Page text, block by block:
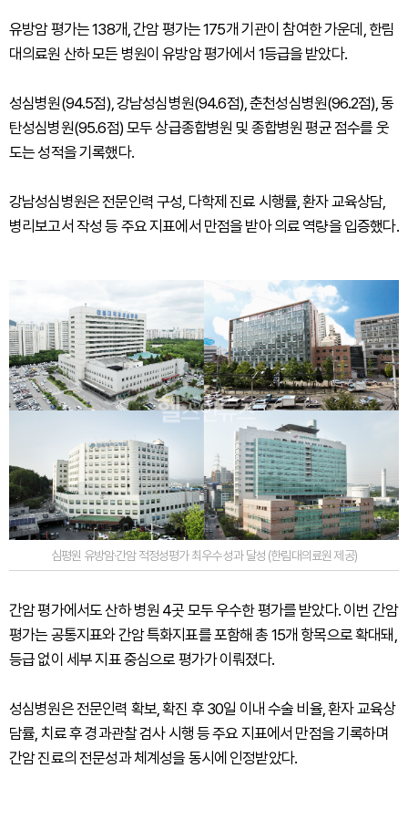
유방암 평가는 138개, 간암 평가는 175개 기관이 참여한 가운데, 한림
대의료원 산하 모든 병원이 유방암 평가에서 1등급을 받았다.
성심병원(94.5점), 강남성심병원(94.6점), 춘천성심병원(96.2점), 동
탄성심병원(95.6점) 모두 상급종합병원 및 종합병원 평균 점수를 웃
도는 성적을 기록했다.
강남성심병원은 전문인력 구성, 다학제 진료 시행률, 환자 교육상담,
병리보고서 작성 등 주요 지표에서 만점을 받아 의료 역량을 입증했다.
심평원 유방암·간암 적정성평가 최우수 성과 달성 (한림대의료원 제공)
간암 평가에서도 산하 병원 4곳 모두 우수한 평가를 받았다. 이번 간암
평가는 공통지표와 간암 특화지표를 포함해 총 15개 항목으로 확대돼,
등급 없이 세부 지표 중심으로 평가가 이뤄졌다.
성심병원은 전문인력 확보, 확진 후 30일 이내 수술 비율, 환자 교육상
담률, 치료 후 경과관찰 검사 시행 등 주요 지표에서 만점을 기록하며
간암 진료의 전문성과 체계성을 동시에 인정받았다.